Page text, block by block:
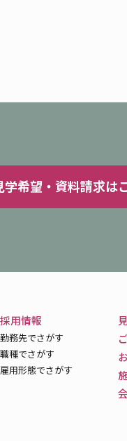
学希望・資料請求は
採用情報
勤務先でさがす
職種でさがす
雇用形態でさがす